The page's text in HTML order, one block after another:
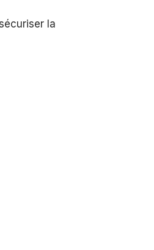
la